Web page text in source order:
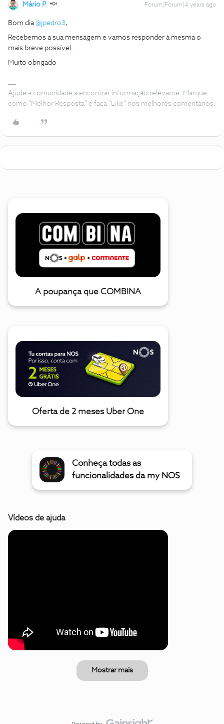
Mário P. Forum|Forum|4 years ago
Bom dia@jpedro3,
Recebemos a sua mensagem e vamos responder à mesma o
mais breve possível.
Muito obrigado
Ajude a comunidade a encontrar informação relevante. Marque
como "Melhor Resposta" e faça "Like" nos melhores comentários.
A poupança que COMBINA
Oferta de 2 meses Uber One
Conheça todas as
funcionalidades da my NOS
Vídeos de ajuda
Mostrar mais